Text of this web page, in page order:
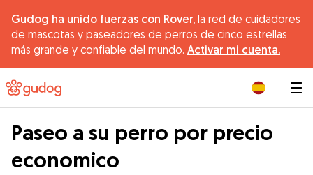
Gudog ha unido fuerzas con Rover, la red de cuidadores
de mascotas y paseadores de perros de cinco estrellas
más grande y confiable del mundo. Activar mi cuenta.
Paseo a su perro por precio
economico